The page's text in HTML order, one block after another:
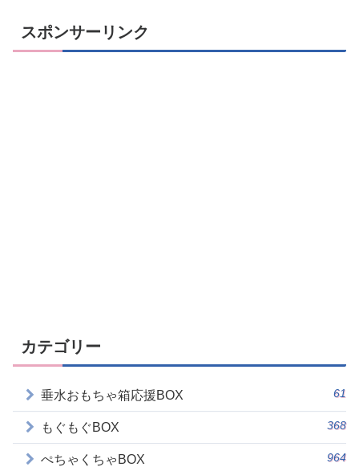
スポンサーリンク
カテゴリー
垂水おもちゃ箱応援BOX 61
もぐもぐBOX 368
ぺちゃくちゃBOX 964